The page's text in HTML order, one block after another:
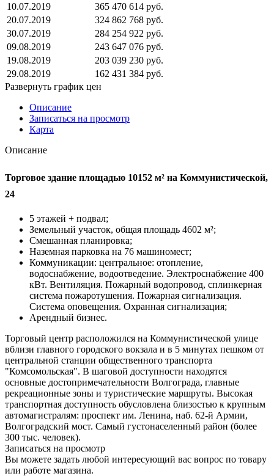
10.07.2019
365 470 614 руб.
20.07.2019
324 862 768 руб.
30.07.2019
284 254 922 руб.
09.08.2019
243 647 076 руб.
19.08.2019
203 039 230 руб.
29.08.2019
162 431 384 руб.
Развернуть график цен
Описание
Записаться на просмотр
Карта
Описание
Торговое здание площадью 10152 м² на Коммунистической,
24
5 этажей + подвал;
Земельный участок, общая площадь 4602 м²;
Смешанная планировка;
Наземная парковка на 76 машиномест;
Коммуникации: центральное: отопление,
водоснабжение, водоотведение. Электроснабжение 400
кВт. Вентиляция. Пожарный водопровод, сплинкерная
система пожаротушения. Пожарная сигнализация.
Система оповещения. Охранная сигнализация;
Арендный бизнес.
Торговый центр расположился на Коммунистической улице
вблизи главного городского вокзала и в 5 минутах пешком от
центральной станции общественного транспорта
"Комсомольская". В шаговой доступности находятся
основные достопримечательности Волгограда, главные
рекреационные зоны и туристические маршруты. Высокая
транспортная доступность обусловлена близостью к крупным
автомагистралям: проспект им. Ленина, наб. 62-й Армии,
Волгоградский мост. Самый густонаселенный район (более
300 тыс. человек).
Записаться на просмотр
Вы можете задать любой интересующий вас вопрос по товару
или работе магазина.